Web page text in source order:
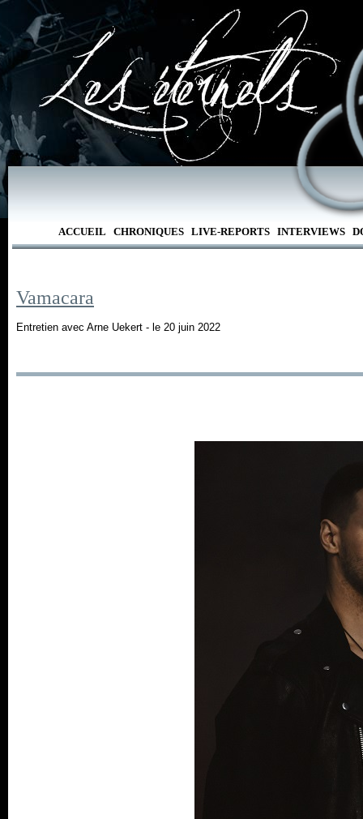
ACCUEIL CHRONIQUES LIVE-REPORTS INTERVIEWS
Vamacara
Entretien avec Arne Uekert - le 20 juin 2022